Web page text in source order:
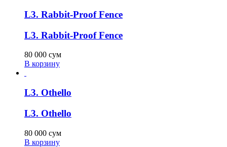
L3. Rabbit-Proof Fence
L3. Rabbit-Proof Fence
80 000 сум
В корзину
L3. Othello
L3. Othello
80 000 сум
В корзину